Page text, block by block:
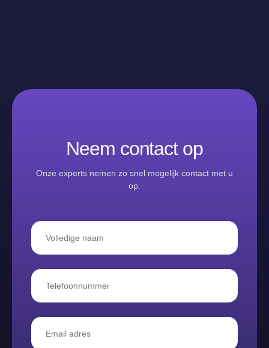
Neem contact op
Onze experts nemen zo snel mogelijk contact met u
op.